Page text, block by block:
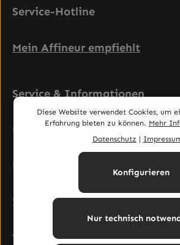
Service-Hotline
Mein Affineur empfiehlt
Service & Informationen
Rechtliches
Newsletter abonnieren
Zahlungsarten
Versandarten
Diese Website verwendet Cookies, um
Erfahrung bieten zu können. Mehr
Datenschutz |
Nur technisch
Konfigurieren